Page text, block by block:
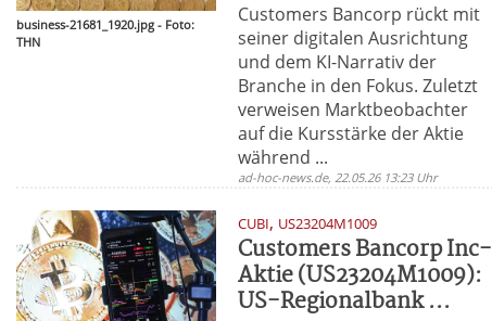
business-21681_1920.jpg - Foto:
THN
Customers Bancorp rückt mit
seiner digitalen Ausrichtung
und dem KI-Narrativ der
Branche in den Fokus. Zuletzt
verweisen Marktbeobachter
auf die Kursstärke der Aktie
während ...
ad-hoc-news.de, 22.05.26 13:23 Uhr
CUBI, US23204M1009
Customers Bancorp Inc-
Aktie (US23204M1009):
US-Regionalbank ...